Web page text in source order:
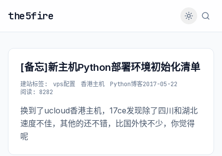
the5fire
[备忘]新主机Python部署环境初始化清单
建站标签: vps配置 香港主机 Python博客2017-05-22
阅读: 8282
换到了ucloud香港主机，17ce发现除了四川和湖北
速度不佳，其他的还不错，比国外快不少，你觉得
呢